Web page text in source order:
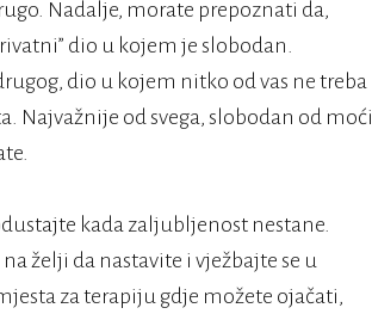
Nadalje, morate prepoznati da,
dio u kojem je slobodan.
dio u kojem nitko od vas ne treba
Najvažnije od svega, slobodan od moći
kada zaljubljenost nestane.
želji da nastavite i vježbajte se u
za terapiju gdje možete ojačati,